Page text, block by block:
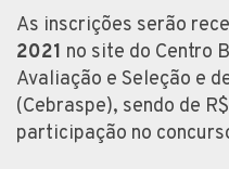
As inscrições serão
2021 no site do Centro
Avaliação e Seleção e
(Cebraspe), sendo de
participação no